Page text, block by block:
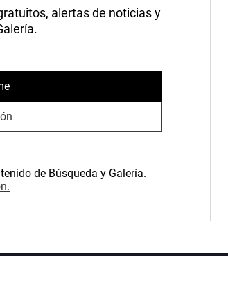
alertas de noticias y
de Búsqueda y Galería.